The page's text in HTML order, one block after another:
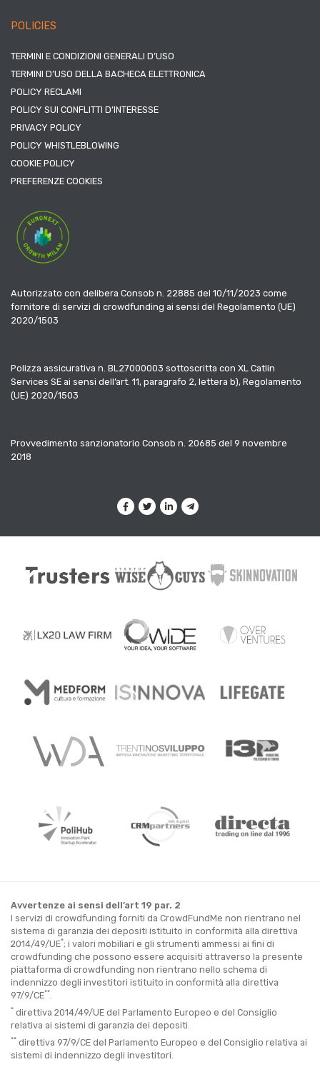
POLICIES
TERMINI E CONDIZIONI GENERALI D’USO
TERMINI D’USO DELLA BACHECA ELETTRONICA
POLICY RECLAMI
POLICY SUI CONFLITTI D’INTERESSE
PRIVACY POLICY
POLICY WHISTLEBLOWING
COOKIE POLICY
PREFERENZE COOKIES
Autorizzato con delibera Consob n. 22885 del 10/11/2023 come
fornitore di servizi di crowdfunding ai sensi del Regolamento (UE)
2020/1503
Polizza assicurativa n. BL27000003 sottoscritta con XL Catlin
Services SE ai sensi dell’art. 11, paragrafo 2, lettera b), Regolamento
(UE) 2020/1503
Provvedimento sanzionatorio Consob n. 20685 del 9 novembre
2018
Avvertenze ai sensi dell’art 19 par. 2
I servizi di crowdfunding forniti da CrowdFundMe non rientrano nel
sistema di garanzia dei depositi istituito in conformità alla direttiva
2014/49/UE*; i valori mobiliari e gli strumenti ammessi ai fini di
crowdfunding che possono essere acquisiti attraverso la presente
piattaforma di crowdfunding non rientrano nello schema di
indennizzo degli investitori istituito in conformità alla direttiva
97/9/CE**
* direttiva 2014/49/UE del Parlamento Europeo e del Consiglio
relativa ai sistemi di garanzia dei depositi.
** direttiva 97/9/CE del Parlamento Europeo e del Consiglio relativa ai
sistemi di indennizzo degli investitori.